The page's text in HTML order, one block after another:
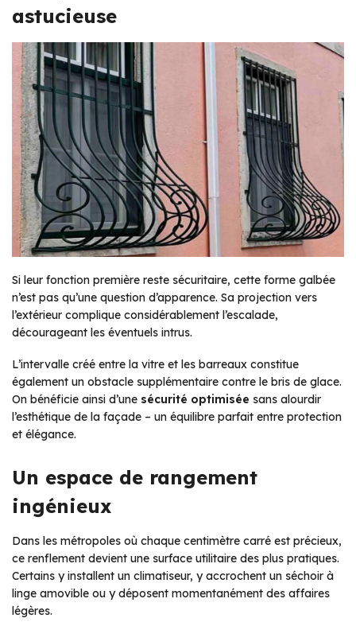
astucieuse
Si leur fonction première reste sécuritaire, cette forme galbée
n’est pas qu’une question d’apparence. Sa projection vers
l’extérieur complique considérablement l’escalade,
décourageant les éventuels intrus.
L’intervalle créé entre la vitre et les barreaux constitue
également un obstacle supplémentaire contre le bris de glace.
On bénéficie ainsi d’une sécurité optimisée sans alourdir
l’esthétique de la façade – un équilibre parfait entre protection
et élégance.
Un espace de rangement
ingénieux
Dans les métropoles où chaque centimètre carré est précieux,
ce renflement devient une surface utilitaire des plus pratiques.
Certains y installent un climatiseur, y accrochent un séchoir à
linge amovible ou y déposent momentanément des affaires
légères.